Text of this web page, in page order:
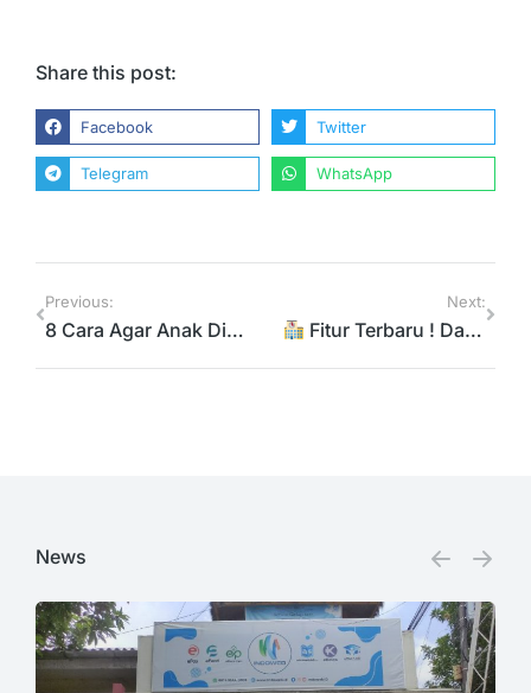
Share this post:
Facebook Twitter
Telegram WhatsApp
Previous:
8 Cara Agar Anak Disiplin Belajar di Rumah saat Wabah Corona
Next:
Fitur Terbaru ! Dapat Notifikasi WhatsApp #DariRumah
News